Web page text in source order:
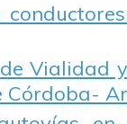
Vialidad
Córdoba-